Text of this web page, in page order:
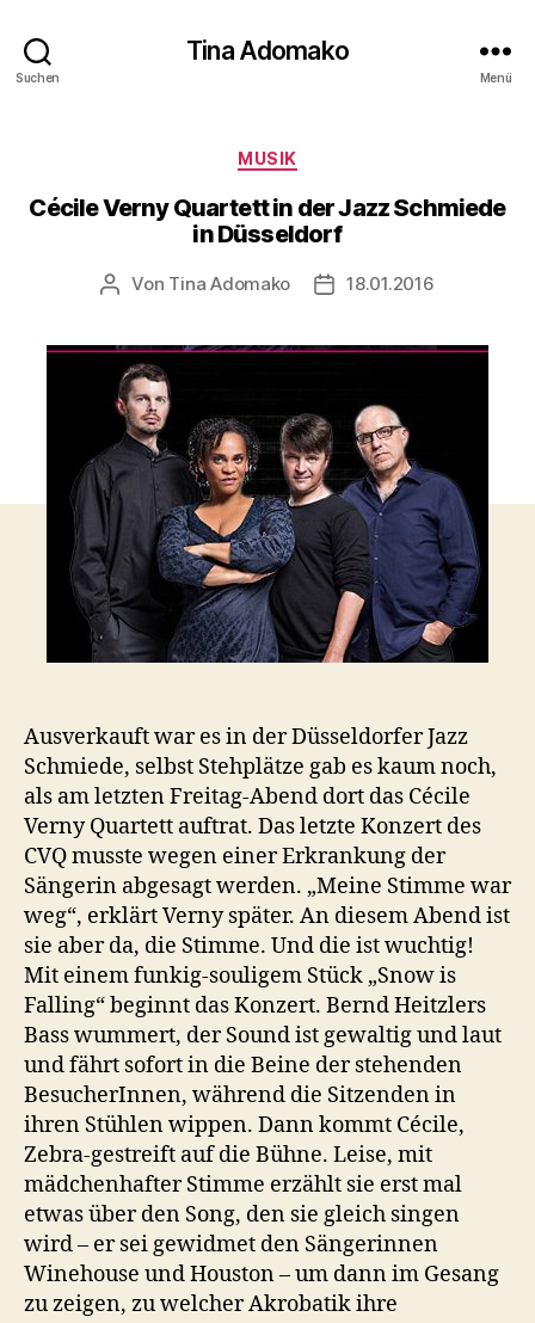
Suchen
Tina Adomako
Menü
Kategorien
MUSIK
Cécile Verny Quartett in der Jazz Schmiede
in Düsseldorf
Beitragsautor
Von Tina Adomako Veröffentlichungsdatum
18.01.2016
Ausverkauft war es in der Düsseldorfer Jazz
Schmiede, selbst Stehplätze gab es kaum noch,
als am letzten Freitag-Abend dort das Cécile
Verny Quartett auftrat. Das letzte Konzert des
CVQ musste wegen einer Erkrankung der
Sängerin abgesagt werden. „Meine Stimme war
weg“, erklärt Verny später. An diesem Abend ist
sie aber da, die Stimme. Und die ist wuchtig!
Mit einem funkig-souligem Stück „Snow is
Falling“ beginnt das Konzert. Bernd Heitzlers
Bass wummert, der Sound ist gewaltig und laut
und fährt sofort in die Beine der stehenden
BesucherInnen, während die Sitzenden in
ihren Stühlen wippen. Dann kommt Cécile,
Zebra-gestreift auf die Bühne. Leise, mit
mädchenhafter Stimme erzählt sie erst mal
etwas über den Song, den sie gleich singen
wird – er sei gewidmet den Sängerinnen
Winehouse und Houston – um dann im Gesang
zu zeigen, zu welcher Akrobatik ihre